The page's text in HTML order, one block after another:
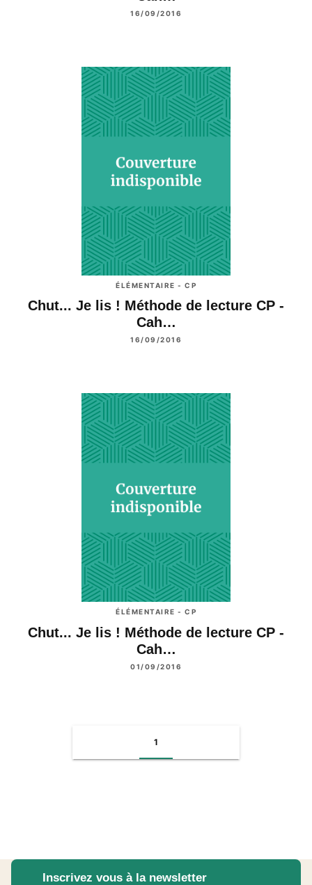
16/09/2016
ÉLÉMENTAIRE - CP
Chut... Je lis ! Méthode de lecture CP -
Cah…
16/09/2016
ÉLÉMENTAIRE - CP
Chut... Je lis ! Méthode de lecture CP -
Cah…
01/09/2016
1
Inscrivez vous à la newsletter